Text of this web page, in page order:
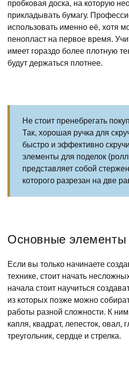
пробковая доска, на которую
прикладывать бумагу.
использовать именно её, хотя
пенопласт на первое время.
имеет гораздо более плотную
будут держаться плотнее.
Не стоит пренебрегать
Так, хорошая ручка для
быстро и эффективно
элементы для поделок
представляет собой
которого разрезан на две
Основные элементы
Если вы только начинаете
технике, стоит начать
начала стоит научиться
из которых позже можно
работы разной сложности. К ним
капля, квадрат, лепесток, овал,
треугольник, сердце и стрелка.